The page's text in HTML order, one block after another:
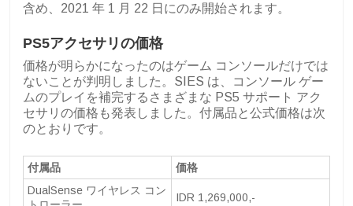
含め、2021 年 1 月 22 日にのみ開始されます。
PS5アクセサリの価格
価格が明らかになったのはゲーム コンソールだけでは
ないことが判明しました。SIES は、コンソール ゲー
ムのプレイを補完するさまざまな PS5 サポート アク
セサリの価格も発表しました。付属品と公式価格は次
のとおりです。
付属品
価格
DualSense ワイヤレス コン
IDR 1,269,000,-